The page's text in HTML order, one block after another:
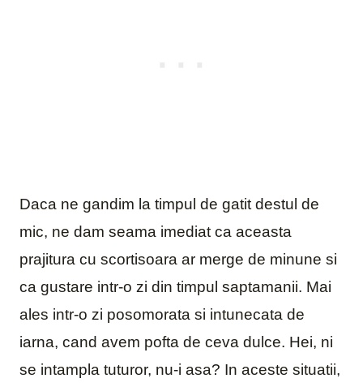
Daca ne gandim la timpul de gatit destul de
mic, ne dam seama imediat ca aceasta
prajitura cu scortisoara ar merge de minune si
ca gustare intr-o zi din timpul saptamanii. Mai
ales intr-o zi posomorata si intunecata de
iarna, cand avem pofta de ceva dulce. Hei, ni
se intampla tuturor, nu-i asa? In aceste situatii,